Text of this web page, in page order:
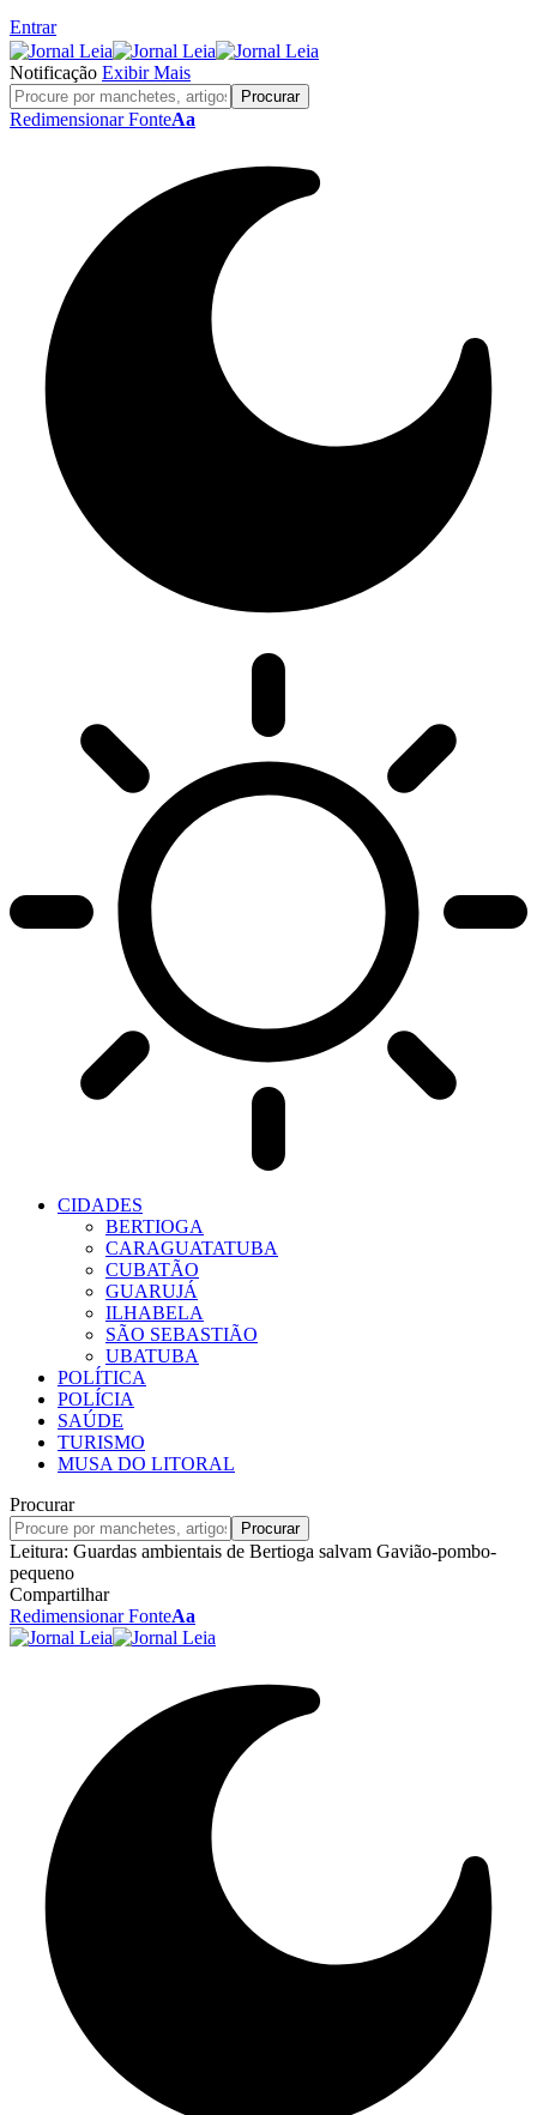
Entrar
Notificação Exibir Mais
Redimensionar FonteAa
CIDADES
BERTIOGA
CARAGUATATUBA
CUBATÃO
GUARUJÁ
ILHABELA
SÃO SEBASTIÃO
UBATUBA
POLÍTICA
POLÍCIA
SAÚDE
TURISMO
MUSA DO LITORAL
Procurar
Leitura: Guardas ambientais de Bertioga salvam Gavião-pombo-
pequeno
Compartilhar
Redimensionar FonteAa